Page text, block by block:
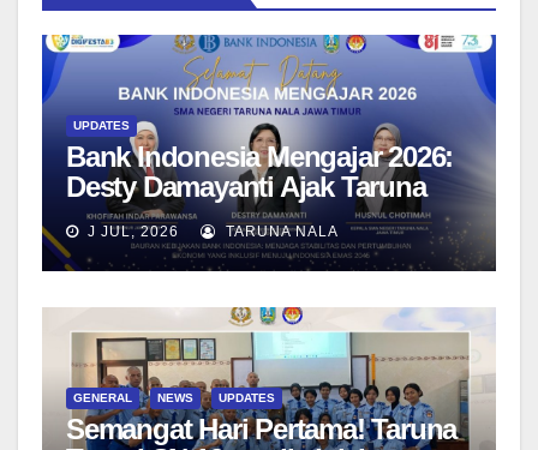
UPDATES
Bank Indonesia Mengajar 2026:
Desty Damayanti Ajak Taruna
SMAN Taruna Nala Jawa Timur
Menjadi Generasi Pemimpin
Berwawasan Global
J JUL, 2026 TARUNA NALA
GENERAL NEWS UPDATES
Semangat Hari Pertama! Taruna